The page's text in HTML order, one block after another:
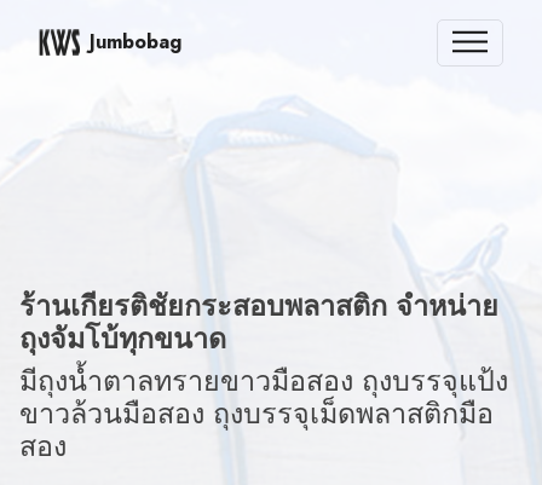
Jumbobag
ร้านเกียรติชัยกระสอบพลาสติก จำหน่าย
ถุงจัมโบ้ทุกขนาด
มีถุงน้ำตาลทรายขาวมือสอง ถุงบรรจุแป้ง
ขาวล้วนมือสอง ถุงบรรจุเม็ดพลาสติกมือ
สอง